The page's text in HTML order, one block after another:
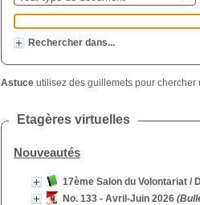
Rechercher dans...
Astuce utilisez des guillemets pour
Etagères virtuelles
Nouveautés
17ème Salon du Volontariat /
No. 133 - Avril-Juin 2026